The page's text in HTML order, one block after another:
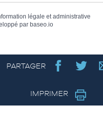
légale et administrative
par baseo.io
PARTAGER
IMPRIMER